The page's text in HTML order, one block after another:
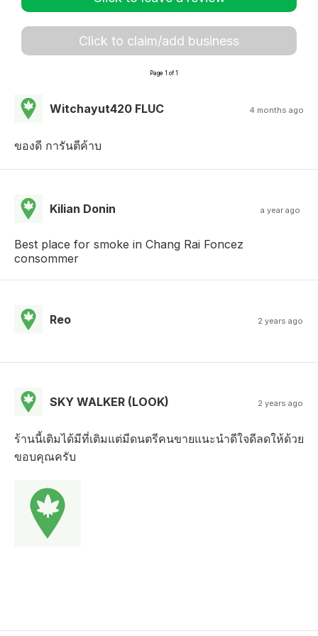
Click to claim/add business
Page 1 of 1
Witchayut420 FLUC 4 months ago
ของดี การันตีค้าบ
Kilian Donin a year ago
Best place for smoke in Chang Rai Foncez
consommer
Reo 2 years ago
SKY WALKER (LOOK) 2 years ago
ร้านนี้เติมได้มีที่เติมแต่มีดนตรีคนขายแนะนำดีใจดีลดให้ด้วย
ขอบคุณครับ